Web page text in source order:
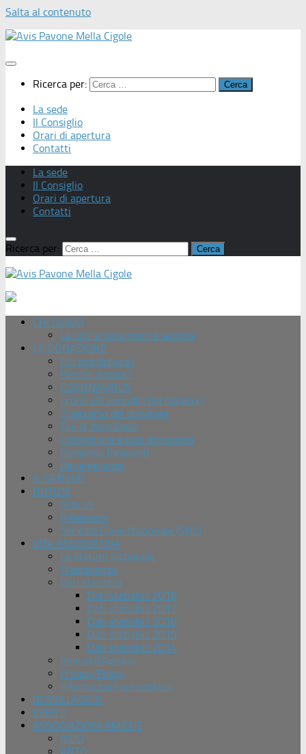
Salta al contenuto
Ricerca per:
La sede
Il Consiglio
Orari di apertura
Contatti
La sede
Il Consiglio
Orari di apertura
Contatti
Ricerca per:
CHI SIAMO
La storia della nostra sezione
LA DONAZIONE
Chi può donare?
Perchè donare?
CORONAVIRUS
I controlli periodici dei donatori
Il percorso del donatore
Tipi di donazione
Consigli pre e post donazione
Domande frequenti
Benemerenze
IL SANGUE
NOTIZIE
Articoli
Riflessioni
Servizio Civile Nazionale (SNC)
VITA ASSOCIATIVA
Lo statuto nazionale
Trasparenza
Dati statistici
Dati statistici 2018
Dati statistici 2017
Dati statistici 2016
Dati statistici 2015
Dati statistici 2014
Inno dell’Avisino
Privacy Policy
Informazioni sui cookies
GEMELLAGGIO
EVENTI
ASSOCIAZIONI AMICHE
AIDO